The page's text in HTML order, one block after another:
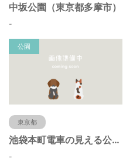
中坂公園（東京都多摩市）
-
公園
東京都
池袋本町電車の見える公園（東京都豊島区）
-